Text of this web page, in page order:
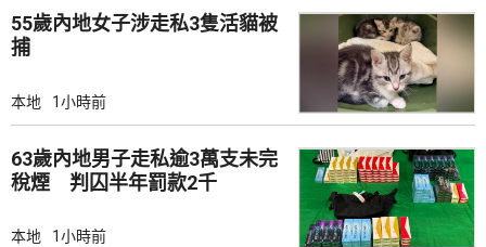
55歲內地女子涉走私3隻活貓被
捕
本地 1小時前
63歲內地男子走私逾3萬支未完
稅煙 判囚半年罰款2千
本地 1小時前